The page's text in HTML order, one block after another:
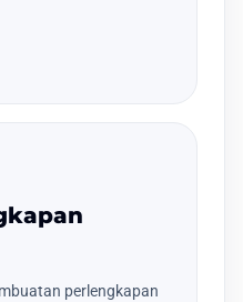
perlengkapan